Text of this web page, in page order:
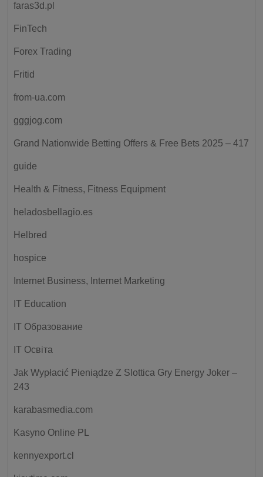
faras3d.pl
FinTech
Forex Trading
Fritid
from-ua.com
gggjog.com
Grand Nationwide Betting Offers & Free Bets 2025 – 417
guide
Health & Fitness, Fitness Equipment
heladosbellagio.es
Helbred
hospice
Internet Business, Internet Marketing
IT Education
IT Образование
IT Освіта
Jak Wypłacić Pieniądze Z Slottica Gry Energy Joker –
243
karabasmedia.com
Kasyno Online PL
kennyexport.cl